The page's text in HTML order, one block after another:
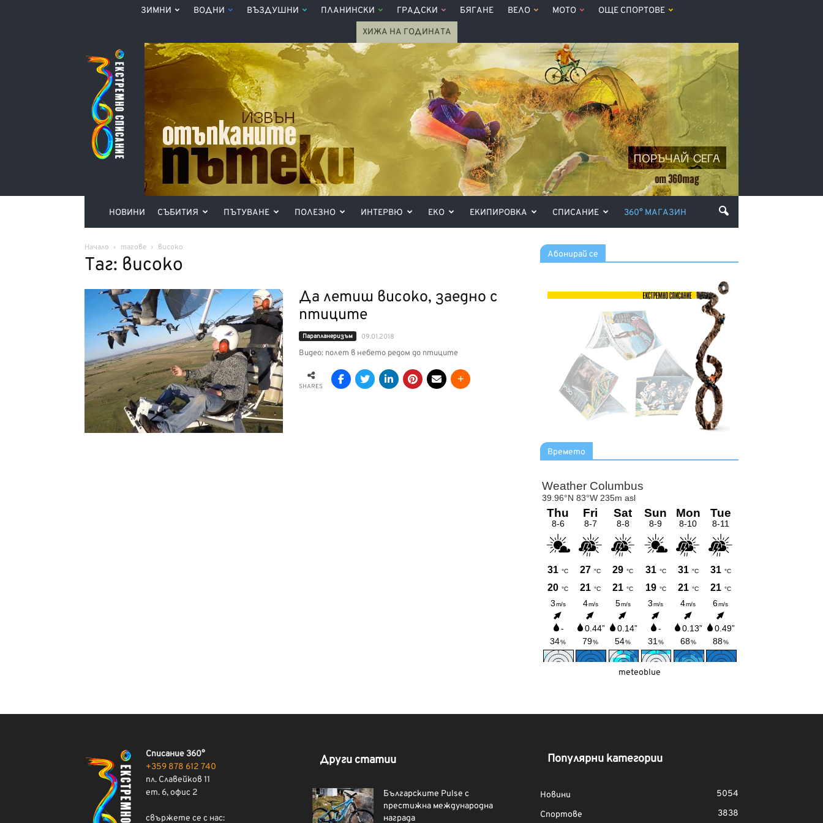
ЗИМНИ ВОДНИ ВЪЗДУШНИ ПЛАНИНСКИ ГРАДСКИ БЯГАНЕ ВЕЛО МОТО ОЩЕ СПОРТОВЕ
ХИЖА НА ГОДИНАТА
Списание
360°
НОВИНИ СЪБИТИЯ ПЪТУВАНЕ ПОЛЕЗНО ИНТЕРВЮ ЕКО ЕКИПИРОВКА СПИСАНИЕ 360° МАГАЗИН
Начало тагове високо
Таг: високо
Да летиш високо, заедно с
птиците
Парапланеризъм 09.01.2018
Видео: полет в небето редом до птиците
SHARES
Абонирай се
Времето
meteoblue
Списание 360°
+359 878 612 740
пл. Славейков 11
ет. 6, офис 2
свържете се с нас:
Други статии
Българските Pulse с
престижна международна
награда
Популярни категории
Новини
5054
Спортове
3838